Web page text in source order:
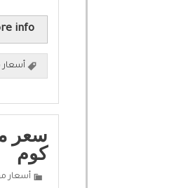
info
سعر
كوم
أسعار